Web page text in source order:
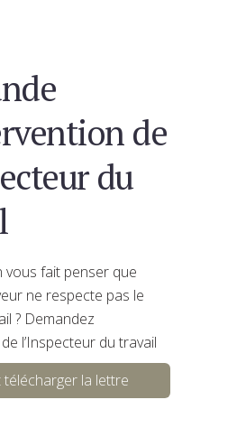
de
du
vous fait penser que
ne respecte pas le
? Demandez
l’Inspecteur du travail
télécharger la lettre